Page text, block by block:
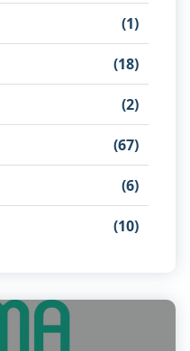
(1)
(18)
(2)
(67)
(6)
(10)